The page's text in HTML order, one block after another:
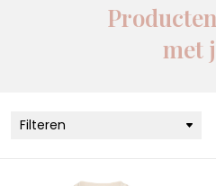
met
Filteren